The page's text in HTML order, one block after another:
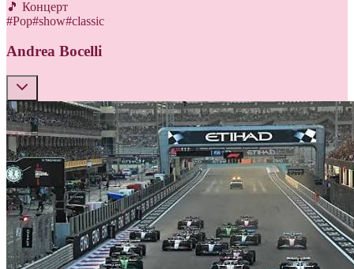
🎵 Концерт
#Pop#show#classic
Andrea Bocelli